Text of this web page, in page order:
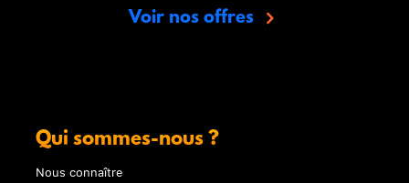
Voir nos offres
Qui sommes-nous ?
Nous connaître